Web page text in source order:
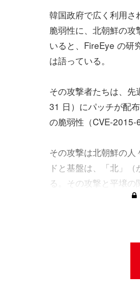
韓国政府で広く利用さ
脆弱性に、北朝鮮の
いると、FireEye の研
は語っている。
その攻撃者たちは、
31 日）にパッチが配
の脆弱性（CVE-2015-
その攻撃は北朝鮮の
ドと基盤は、「北」
る。その攻撃と平壌の